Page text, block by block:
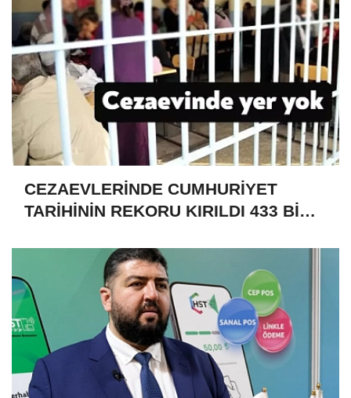
CEZAEVLERİNDE CUMHURİYET
TARİHİNİN REKORU KIRILDI 433 BİN